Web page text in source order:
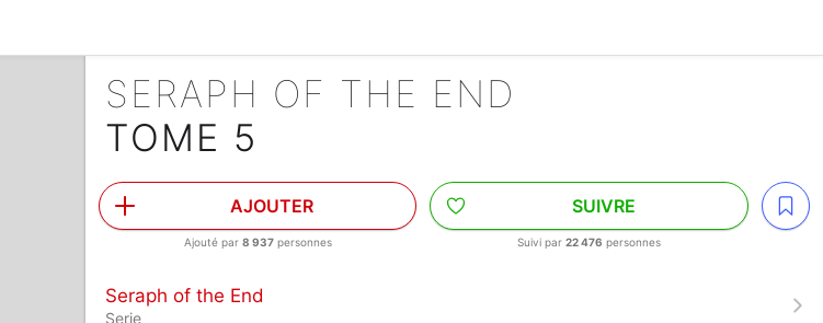
SERAPH OF THE END
TOME 5
AJOUTER
Ajouté par 8 937personnes
SUIVRE
Suivi par22 476 personnes
Seraph of the End
Serie